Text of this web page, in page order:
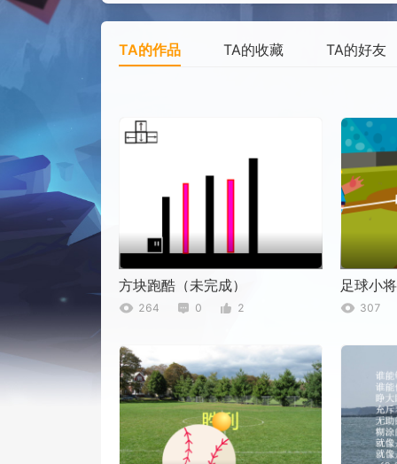
TA的作品 TA的收藏 TA的好友
方块跑酷（未完成）
264 0 2
足球小将
307